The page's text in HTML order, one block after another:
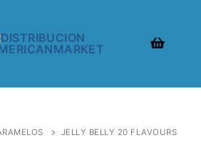
JELLY BELLY 20 FLAVOURS